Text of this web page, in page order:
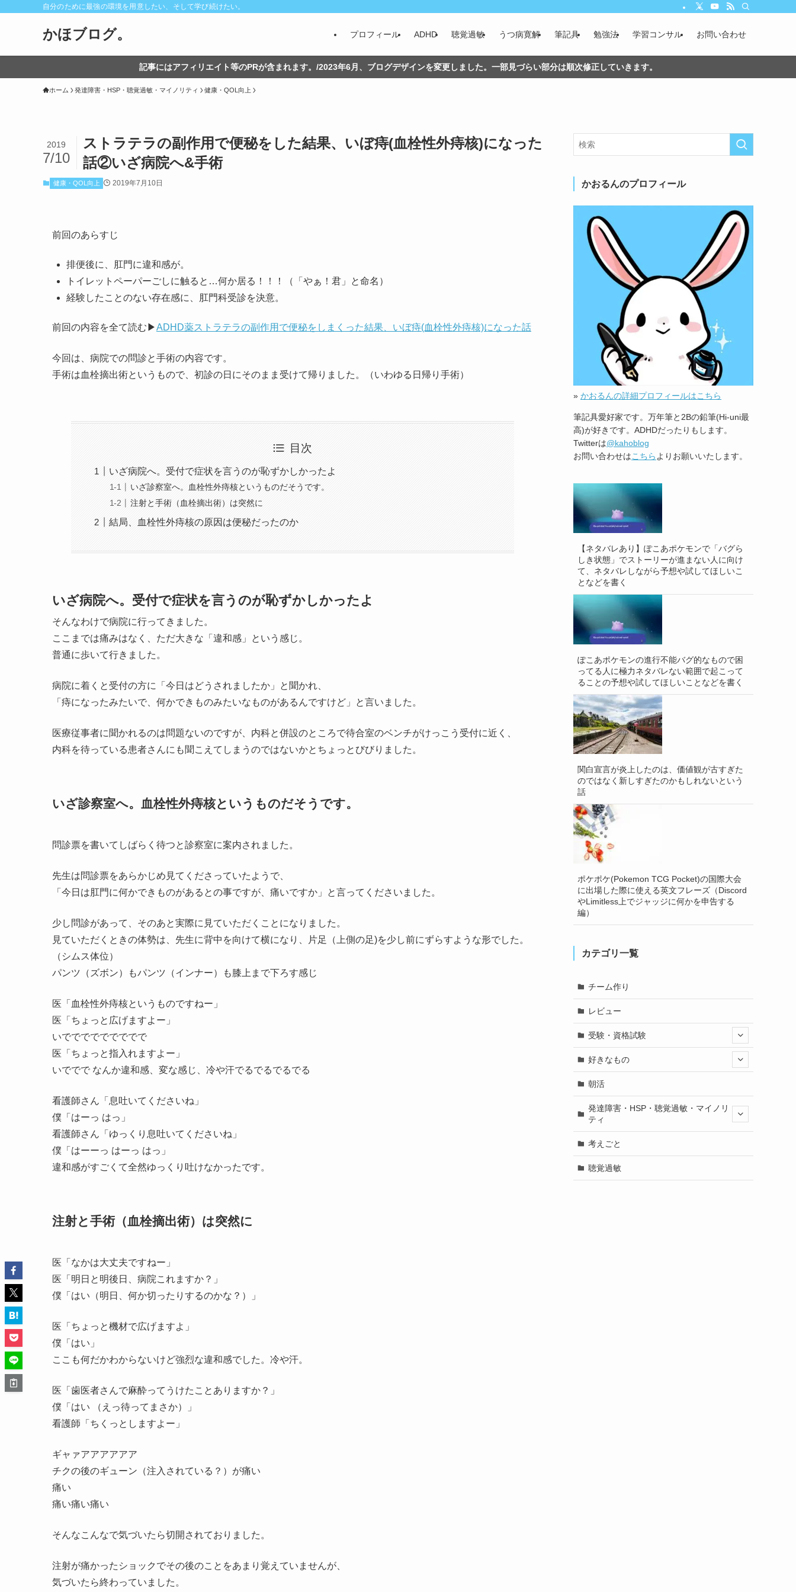
自分のために最強の環境を用意したい、そして学び続けたい。
かほブログ。 プロフィール ADHD 聴覚過敏 うつ病寛解 筆記具 勉強法 学習コンサル お問い合わせ
記事にはアフィリエイト等のPRが含まれます。/2023年6月、ブログデザインを変更しました。一部見づらい部分は順次修正していきます。
ホーム 発達障害・HSP・聴覚過敏・マイノリティ 健康・QOL向上
ストラテラの副作用で便秘をした結果、いぼ痔(血栓性外痔核)になった
話②いざ病院へ&手術
2019
7/10
健康・QOL向上 2019年7月10日
前回のあらすじ
排便後に、肛門に違和感が。
トイレットペーパーごしに触ると…何か居る！！！（「やぁ！君」と命名）
経験したことのない存在感に、肛門科受診を決意。
前回の内容を全て読む▶ADHD薬ストラテラの副作用で便秘をしまくった結果、いぼ痔(血栓性外痔核)になった話
今回は、病院での問診と手術の内容です。
手術は血栓摘出術というもので、初診の日にそのまま受けて帰りました。（いわゆる日帰り手術）
目次
いざ病院へ。受付で症状を言うのが恥ずかしかったよ
いざ診察室へ。血栓性外痔核というものだそうです。
注射と手術（血栓摘出術）は突然に
結局、血栓性外痔核の原因は便秘だったのか
いざ病院へ。受付で症状を言うのが恥ずかしかったよ
そんなわけで病院に行ってきました。
ここまでは痛みはなく、ただ大きな「違和感」という感じ。
普通に歩いて行きました。
病院に着くと受付の方に「今日はどうされましたか」と聞かれ、
「痔になったみたいで、何かできものみたいなものがあるんですけど」と言いました。
医療従事者に聞かれるのは問題ないのですが、内科と併設のところで待合室のベンチがけっこう受付に近く、
内科を待っている患者さんにも聞こえてしまうのではないかとちょっとびびりました。
いざ診察室へ。血栓性外痔核というものだそうです。
問診票を書いてしばらく待つと診察室に案内されました。
先生は問診票をあらかじめ見てくださっていたようで、
「今日は肛門に何かできものがあるとの事ですが、痛いですか」と言ってくださいました。
少し問診があって、そのあと実際に見ていただくことになりました。
見ていただくときの体勢は、先生に背中を向けて横になり、片足（上側の足)を少し前にずらすような形でした。
（シムス体位）
パンツ（ズボン）もパンツ（インナー）も膝上まで下ろす感じ
医「血栓性外痔核というものですねー」
医「ちょっと広げますよー」
いででででででででで
医「ちょっと指入れますよー」
いででで なんか違和感、変な感じ、冷や汗でるでるでるでる
看護師さん「息吐いてくださいね」
僕「はーっ はっ」
看護師さん「ゆっくり息吐いてくださいね」
僕「はーーっ はーっ はっ」
違和感がすごくて全然ゆっくり吐けなかったです。
注射と手術（血栓摘出術）は突然に
医「なかは大丈夫ですねー」
医「明日と明後日、病院これますか？」
僕「はい（明日、何か切ったりするのかな？）」
医「ちょっと機材で広げますよ」
僕「はい」
ここも何だかわからないけど強烈な違和感でした。冷や汗。
医「歯医者さんで麻酔ってうけたことありますか？」
僕「はい （えっ待ってまさか）」
看護師「ちくっとしますよー」
ギャァアアアアアア
チクの後のギューン（注入されている？）が痛い
痛い
痛い痛い痛い
そんなこんなで気づいたら切開されておりました。
注射が痛かったショックでその後のことをあまり覚えていませんが、
気づいたら終わっていました。
かおるんのプロフィール
» かおるんの詳細プロフィールはこちら
筆記具愛好家です。万年筆と2Bの鉛筆(Hi-uni最
高)が好きです。ADHDだったりもします。
Twitterは@kahoblog
お問い合わせはこちら よりお願いいたします。
【ネタバレあり】ぽこあポケモンで「バグら
しき状態」でストーリーが進まない人に向け
て、ネタバレしながら予想や試してほしいこ
となどを書く
ぽこあポケモンの進行不能バグ的なもので困
ってる人に極力ネタバレない範囲で起こって
ることの予想や試してほしいことなどを書く
関白宣言が炎上したのは、価値観が古すぎた
のではなく新しすぎたのかもしれないという
話
ポケポケ(Pokemon TCG Pocket)の国際大会
に出場した際に使える英文フレーズ（Discord
やLimitless上でジャッジに何かを申告する
編）
カテゴリ一覧
チーム作り
レビュー
受験・資格試験
好きなもの
朝活
発達障害・HSP・聴覚過敏・マイノリ
ティ
考えごと
聴覚過敏